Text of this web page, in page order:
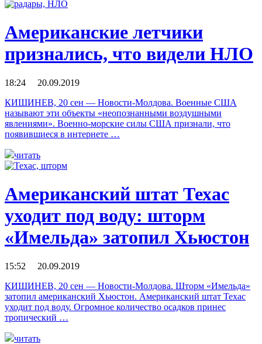
Американские летчики
признались, что видели НЛО
18:24 20.09.2019
КИШИНЕВ, 20 сен — Новости-Молдова. Военные США
называют эти объекты «неопознанными воздушными
явлениями». Военно-морские силы США признали, что
появившиеся в интернете …
читать
Американский штат Техас
уходит под воду: шторм
«Имельда» затопил Хьюстон
15:52 20.09.2019
КИШИНЕВ, 20 сен — Новости-Молдова. Шторм «Имельда»
затопил американский Хьюстон. Американский штат Техас
уходит под воду. Огромное количество осадков принес
тропический …
читать